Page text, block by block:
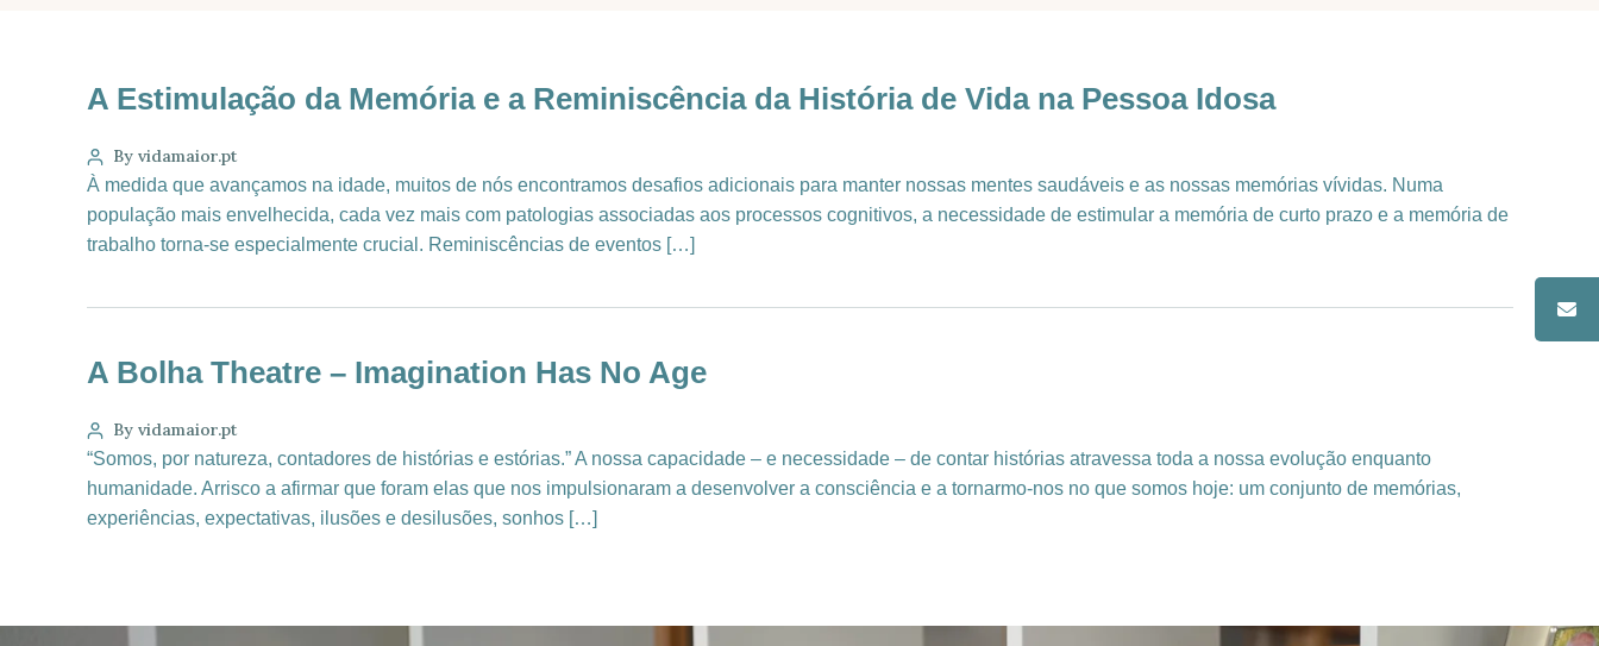
A Estimulação da Memória e a Reminiscência da História de Vida na Pessoa Idosa
By vidamaior.pt
À medida que avançamos na idade, muitos de nós encontramos desafios adicionais para manter nossas mentes saudáveis e as nossas memórias vívidas. Numa
população mais envelhecida, cada vez mais com patologias associadas aos processos cognitivos, a necessidade de estimular a memória de curto prazo e a memória de
trabalho torna-se especialmente crucial. Reminiscências de eventos […]
A Bolha Theatre – Imagination Has No Age
By vidamaior.pt
“Somos, por natureza, contadores de histórias e estórias.” A nossa capacidade – e necessidade – de contar histórias atravessa toda a nossa evolução enquanto
humanidade. Arrisco a afirmar que foram elas que nos impulsionaram a desenvolver a consciência e a tornarmo-nos no que somos hoje: um conjunto de memórias,
experiências, expectativas, ilusões e desilusões, sonhos […]